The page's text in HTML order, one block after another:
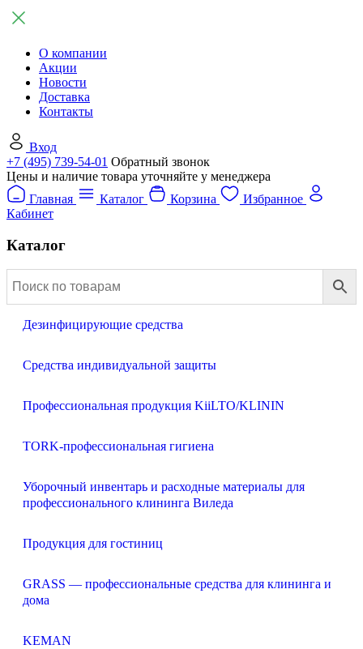
О компании
Акции
Новости
Доставка
Контакты
Вход
+7 (495) 739-54-01 Обратный звонок
Цены и наличие товара уточняйте у менеджера
Главная
Каталог Корзина
Избранное
Кабинет
Каталог
Дезинфицирующие средства
Средства индивидуальной защиты
Профессиональная продукция KiiLTO/KLININ
TORK-профессиональная гигиена
Уборочный инвентарь и расходные материалы для
профессионального клининга Виледа
Продукция для гостиниц
GRASS — профессиональные средства для клининга и
дома
KEMAN